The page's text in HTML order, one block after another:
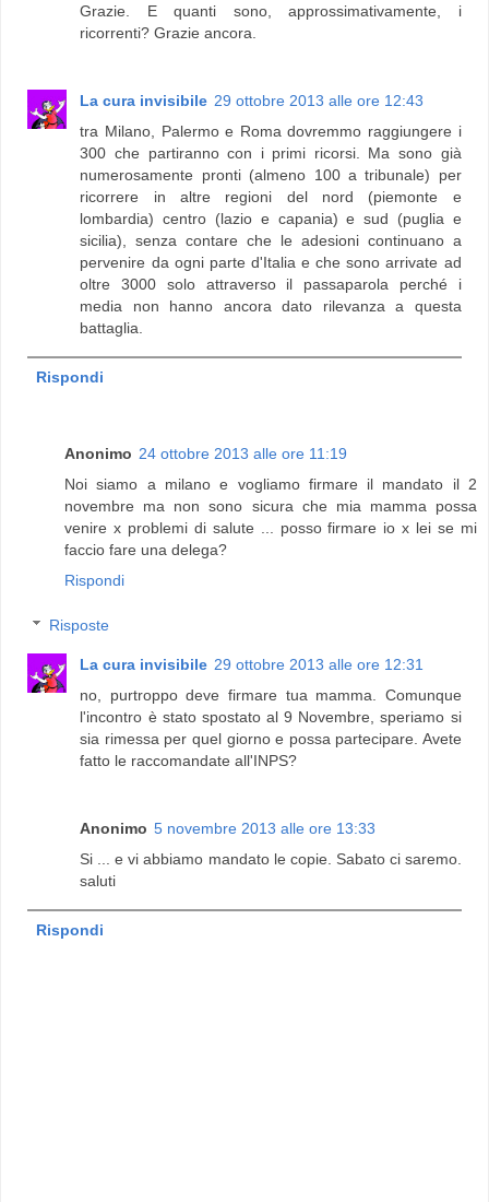
Grazie. E quanti sono, approssimativamente, i
ricorrenti? Grazie ancora.
La cura invisibile 29 ottobre 2013 alle ore 12:43
tra Milano, Palermo e Roma dovremmo raggiungere i
300 che partiranno con i primi ricorsi. Ma sono già
numerosamente pronti (almeno 100 a tribunale) per
ricorrere in altre regioni del nord (piemonte e
lombardia) centro (lazio e capania) e sud (puglia e
sicilia), senza contare che le adesioni continuano a
pervenire da ogni parte d'Italia e che sono arrivate ad
oltre 3000 solo attraverso il passaparola perché i
media non hanno ancora dato rilevanza a questa
battaglia.
Rispondi
Anonimo 24 ottobre 2013 alle ore 11:19
Noi siamo a milano e vogliamo firmare il mandato il 2
novembre ma non sono sicura che mia mamma possa
venire x problemi di salute ... posso firmare io x lei se mi
faccio fare una delega?
Rispondi
Risposte
La cura invisibile 29 ottobre 2013 alle ore 12:31
no, purtroppo deve firmare tua mamma. Comunque
l'incontro è stato spostato al 9 Novembre, speriamo si
sia rimessa per quel giorno e possa partecipare. Avete
fatto le raccomandate all'INPS?
Anonimo 5 novembre 2013 alle ore 13:33
Si ... e vi abbiamo mandato le copie. Sabato ci saremo.
saluti
Rispondi